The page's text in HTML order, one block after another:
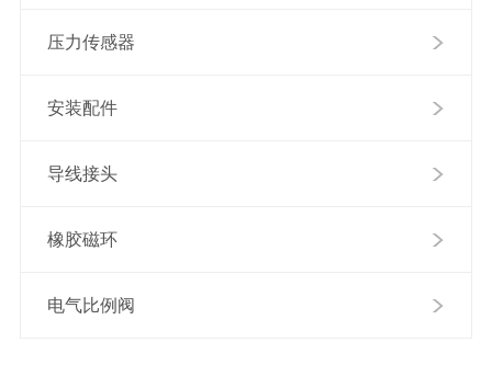
压力传感器
安装配件
导线接头
橡胶磁环
电气比例阀